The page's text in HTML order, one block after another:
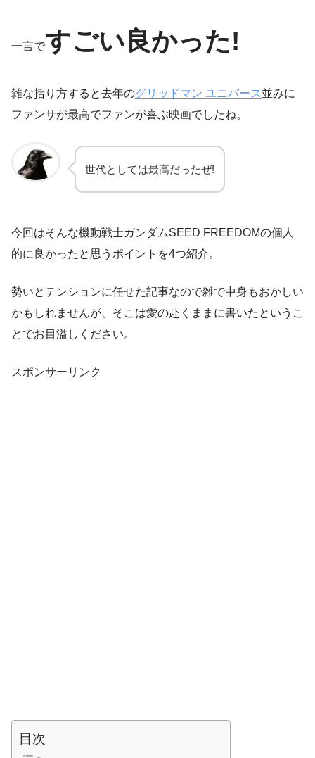
一言ですごい良かった!
雑な括り方すると去年のグリッドマン ユニバース 並みに
ファンサが最高でファンが喜ぶ映画でしたね。
世代としては最高だったぜ!
今回はそんな機動戦士ガンダムSEED FREEDOMの個人
的に良かったと思うポイントを4つ紹介。
勢いとテンションに任せた記事なので雑で中身もおかしい
かもしれませんが、そこは愛の赴くままに書いたというこ
とでお目溢しください。
スポンサーリンク
目次